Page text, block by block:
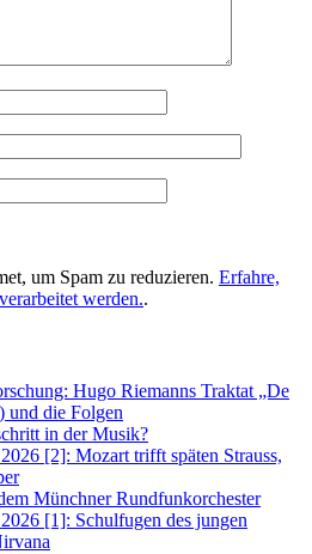
um Spam zu reduzieren. Erfahre,
werden..
Hugo Riemanns Traktat „De
und die Folgen
in der Musik?
[2]: Mozart trifft späten Strauss,
Münchner Rundfunkorchester
[1]: Schulfugen des jungen